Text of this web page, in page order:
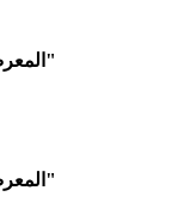
المعرض الفني جسر الزرقاء - "قصة بلد على البحر"
المعرض الفني جسر الزرقاء - "قصة بلد على البحر"